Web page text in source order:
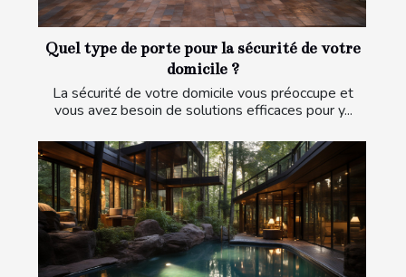
Quel type de porte pour la sécurité de votre
domicile ?
La sécurité de votre domicile vous préoccupe et
vous avez besoin de solutions efficaces pour y...